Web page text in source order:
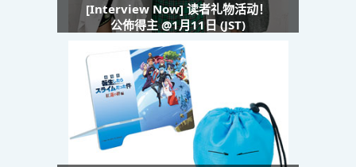
[Interview Now] 读者礼物活动！
公佈得主 @1月11日 (JST)